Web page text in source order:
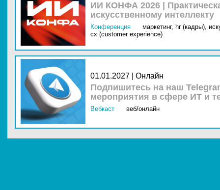
ИИ КОНФА 2026 |
искусственному интеллекту
Конференция маркетинг, hr (кадры),
cx (customer experience)
01.01.2027 | Онлайн
Подпишитесь на наш
мероприятия в сфере ИТ и
Вебкаст веб/онлайн